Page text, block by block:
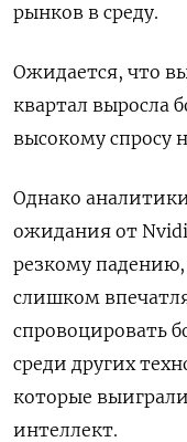
рынков в среду.
Ожидается, что
квартал выросла
высокому спросу
Однако
ожидания от
резкому
слишком
спровоцировать
среди других
которые
интеллект.